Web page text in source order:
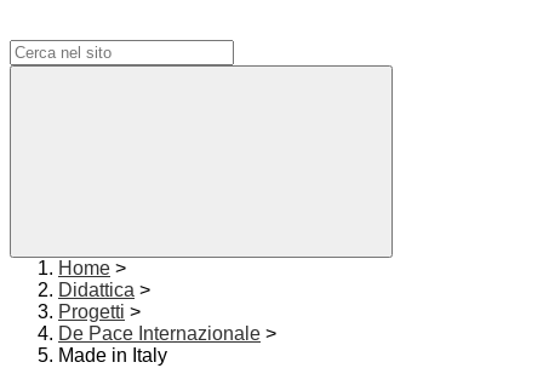
Home >
Didattica >
Progetti >
De Pace Internazionale >
Made in Italy